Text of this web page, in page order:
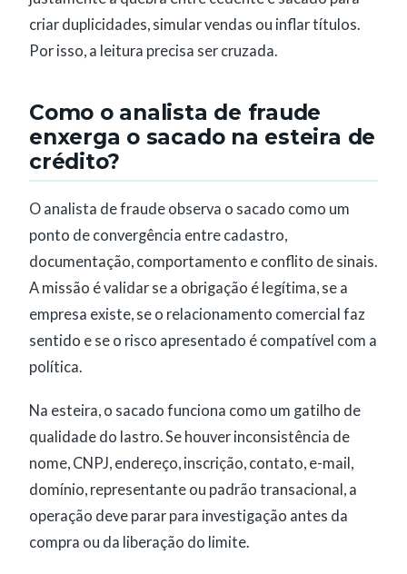
criar duplicidades, simular vendas ou inflar títulos.
Por isso, a leitura precisa ser cruzada.
Como o analista de fraude
enxerga o sacado na esteira de
crédito?
O analista de fraude observa o sacado como um
ponto de convergência entre cadastro,
documentação, comportamento e conflito de sinais.
A missão é validar se a obrigação é legítima, se a
empresa existe, se o relacionamento comercial faz
sentido e se o risco apresentado é compatível com a
política.
Na esteira, o sacado funciona como um gatilho de
qualidade do lastro. Se houver inconsistência de
nome, CNPJ, endereço, inscrição, contato, e-mail,
domínio, representante ou padrão transacional, a
operação deve parar para investigação antes da
compra ou da liberação do limite.